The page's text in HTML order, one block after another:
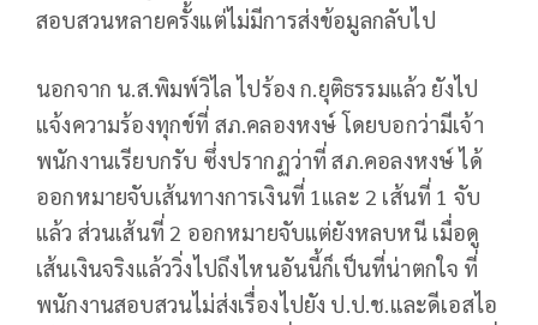
สอบสวนหลายครั้งแต่ไม่มีการส่งข้อมูลกลับไป
นอกจาก น.ส.พิมพ์วิไล ไปร้อง ก.ยุติธรรมแล้ว ยังไป
แจ้งความร้องทุกข์ที่ สภ.คลองหงษ์ โดยบอกว่ามีเจ้า
พนักงานเรียบกรับ ซึ่งปรากฏว่าที่ สภ.คอลงหงษ์ ได้
ออกหมายจับเส้นทางการเงินที่ 1และ 2 เส้นที่ 1 จับ
แล้ว ส่วนเส้นที่ 2 ออกหมายจับแต่ยังหลบหนี เมื่อดู
เส้นเงินจริงแล้ววิ่งไปถึงไหนอันนี้ก็เป็นที่น่าตกใจ ที่
พนักงานสอบสวนไม่ส่งเรื่องไปยัง ป.ป.ช.และดีเอสไอ